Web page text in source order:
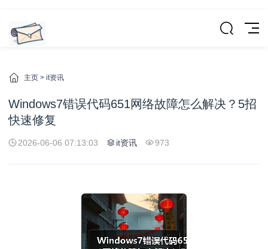
主页 > it资讯
Windows7错误代码651网络故障怎么解决？5招
快速修复
2026-06-06 07:13:03 it资讯 973